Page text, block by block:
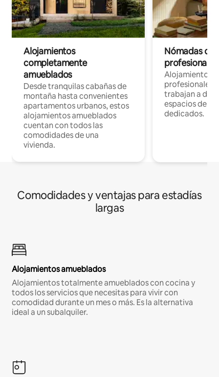
Alojamientos
completamente
amueblados
Desde tranquilas cabañas de
montaña hasta convenientes
apartamentos urbanos, estos
alojamientos amueblados
cuentan con todos las
comodidades de una
vivienda.
Nómadas
Alojamientos
profesionales
trabajan a
espacios de
dedicados.
Comodidades y ventajas para estadías
largas
Alojamientos amueblados
Alojamientos totalmente amueblados con cocina y
todos los servicios que necesitas para vivir con
comodidad durante un mes o más. Es la alternativa
ideal a un subalquiler.